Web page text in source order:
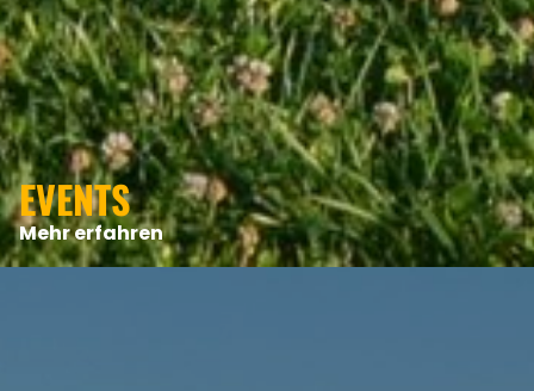
EVENTS
Mehr erfahren